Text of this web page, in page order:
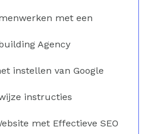
met een
Agency
instellen van Google
instructies
met Effectieve SEO